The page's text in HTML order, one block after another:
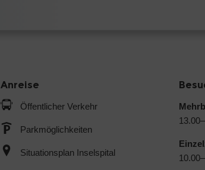
Anreise
Öffentlicher Verkehr
Parkmöglichkeiten
Situationsplan Inselspital